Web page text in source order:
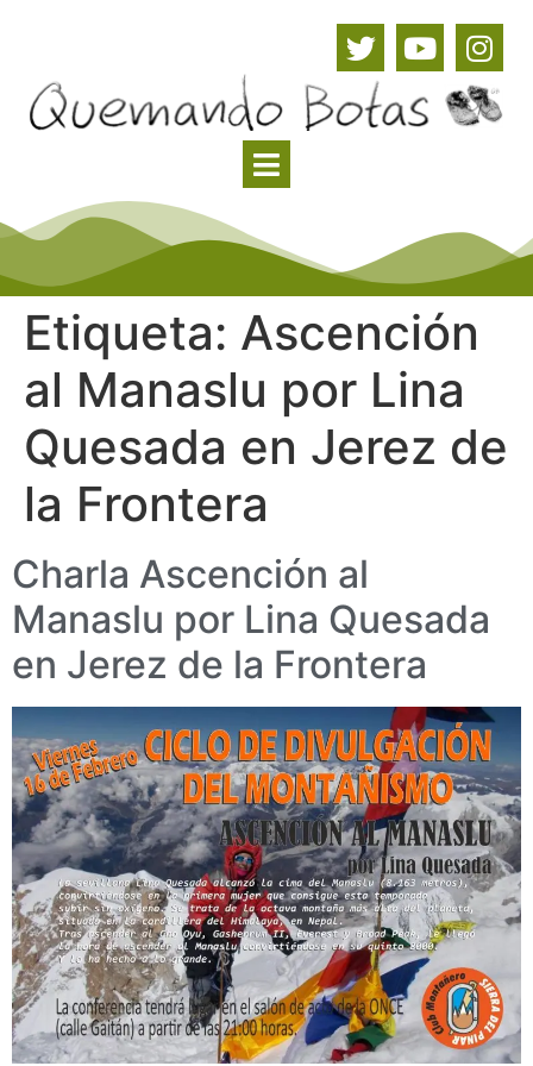
Etiqueta: Ascención
al Manaslu por Lina
Quesada en Jerez de
la Frontera
Charla Ascención al
Manaslu por Lina Quesada
en Jerez de la Frontera